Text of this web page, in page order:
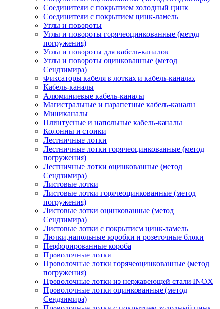
Соединители с покрытием холодный цинк
Соединители с покрытием цинк-ламель
Углы и повороты
Углы и повороты горячеоцинкованные (метод
погружения)
Углы и повороты для кабель-каналов
Углы и повороты оцинкованные (метод
Сендзимира)
Фиксаторы кабеля в лотках и кабель-каналах
Кабель-каналы
Алюминиевые кабель-каналы
Магистральные и парапетные кабель-каналы
Миниканалы
Плинтусные и напольные кабель-каналы
Колонны и стойки
Лестничные лотки
Лестничные лотки горячеоцинкованные (метод
погружения)
Лестничные лотки оцинкованные (метод
Сендзимира)
Листовые лотки
Листовые лотки горячеоцинкованные (метод
погружения)
Листовые лотки оцинкованные (метод
Сендзимира)
Листовые лотки с покрытием цинк-ламель
Лючки,напольные коробки и розеточные блоки
Перфорированные короба
Проволочные лотки
Проволочные лотки горячеоцинкованные (метод
погружения)
Проволочные лотки из нержавеющей стали INOX
Проволочные лотки оцинкованные (метод
Сендзимира)